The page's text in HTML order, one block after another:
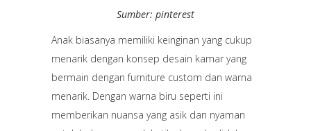
Sumber: pinterest
Anak biasanya memiliki keinginan yang cukup
menarik dengan konsep desain kamar yang
bermain dengan furniture custom dan warna
menarik. Dengan warna biru seperti ini
memberikan nuansa yang asik dan nyaman